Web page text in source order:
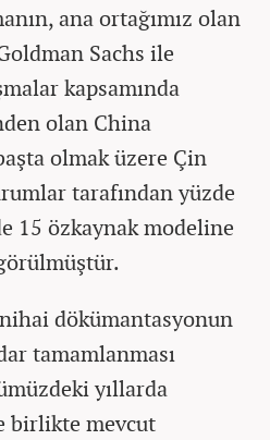
ana ortağımız olan
Sachs ile
kapsamında
olan China
olmak üzere Çin
tarafından yüzde
15 özkaynak modeline
dökümantasyonun
tamamlanması
yıllarda
birlikte mevcut